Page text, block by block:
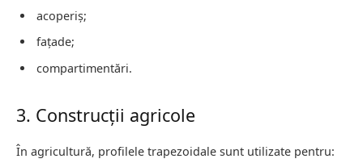
acoperiș;
fațade;
compartimentări.
3. Construcții agricole
În agricultură, profilele trapezoidale sunt utilizate pentru: